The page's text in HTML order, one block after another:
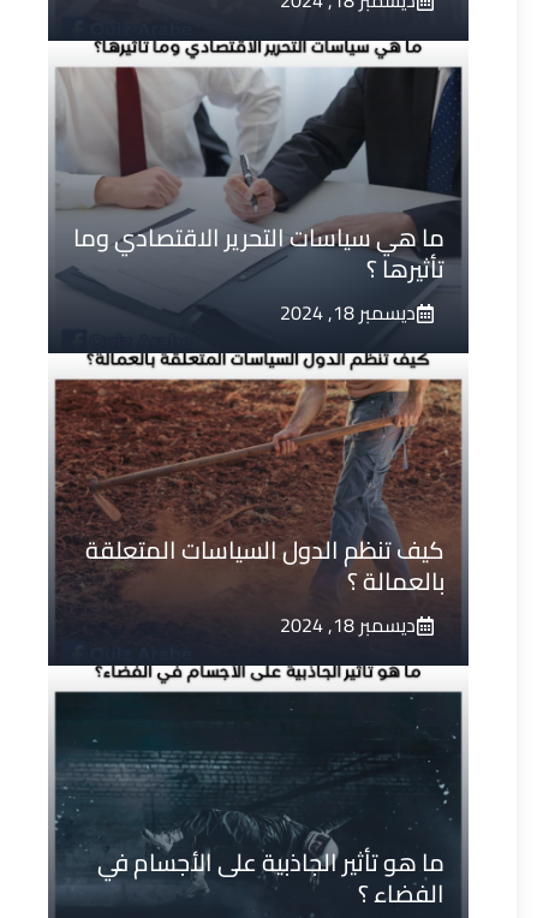
ما هي سياسات التحرير الاقتصادي وما
تأثيرها ؟
ديسمبر 18, 2024
كيف تنظم الدول السياسات المتعلقة
بالعمالة ؟
ديسمبر 18, 2024
ما هو تأثير الجاذبية على الأجسام في
الفضاء ؟